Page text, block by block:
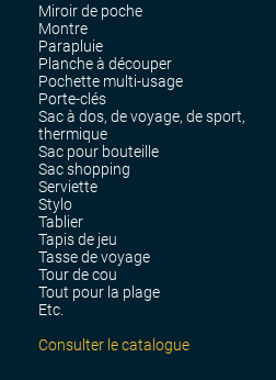
Miroir de poche
Montre
Parapluie
Planche à découper
Pochette multi-usage
Porte-clés
Sac à dos, de voyage, de sport,
thermique
Sac pour bouteille
Sac shopping
Serviette
Stylo
Tablier
Tapis de jeu
Tasse de voyage
Tour de cou
Tout pour la plage
Etc.
Consulter le catalogue